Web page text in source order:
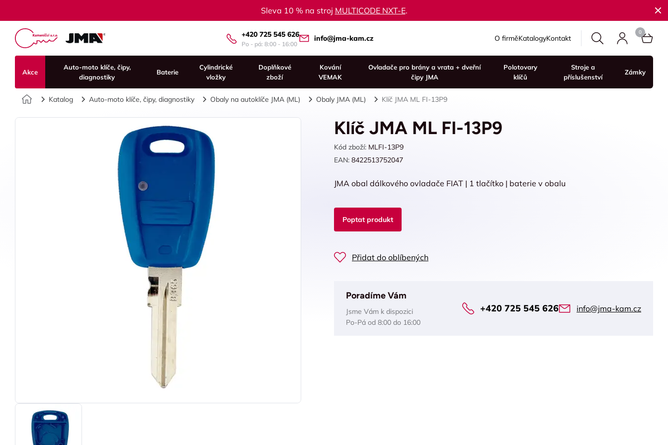
Sleva 10 % na stroj MULTICODE NXT-E.
+420 725 545 626
Po - pá: 8:00 - 16:00
info@jma-kam.cz O firměKatalogyKontakt
Akce
Auto-moto klíče, čipy,
diagnostiky
Baterie
Cylindrické
vložky
Doplňkové
zboží
Kování
VEMAK
Ovladače pro brány a vrata + dveřní
čipy JMA
Polotovary
klíčů
Stroje a
příslušenství
Zámky
Úvod
Katalog Auto-moto klíče, čipy, diagnostiky Obaly na autoklíče JMA (ML) Obaly JMA (ML) Klíč JMA ML FI-13P9
Klíč JMA ML FI-13P9
Kód zboží: MLFI-13P9
EAN: 8422513752047
JMA obal dálkového ovladače FIAT | 1 tlačítko | baterie v obalu
Poptat produkt
Přidat do oblíbených
Poradíme Vám
Jsme Vám k dispozici
Po-Pá od 8:00 do 16:00
+420 725 545 626 info@jma-kam.cz